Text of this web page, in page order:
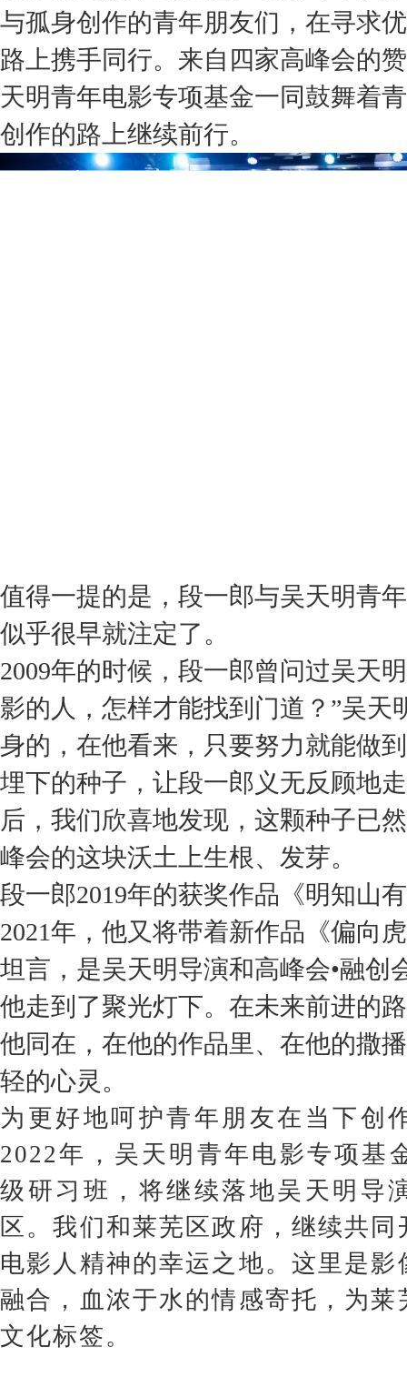
与孤身创作的青年朋友们，在寻求
路上携手同行。来自四家高峰会的
天明青年电影专项基金一同鼓舞着
创作的路上继续前行。
值得一提的是，段一郎与吴天明青
似乎很早就注定了。
2009年的时候，段一郎曾问过吴天
影的人，怎样才能找到门道？”吴天
身的，在他看来，只要努力就能做
埋下的种子，让段一郎义无反顾地
后，我们欣喜地发现，这颗种子已
峰会的这块沃土上生根、发芽。
段一郎2019年的获奖作品《明知山
2021年，他又将带着新作品《偏向
坦言，是吴天明导演和高峰会•融创
他走到了聚光灯下。在未来前进的
他同在，在他的作品里、在他的撒
轻的心灵。
为更好地呵护青年朋友在当下创
2022年，吴天明青年电影专项基
级研习班，将继续落地吴天明导
区。我们和莱芜区政府，继续共
电影人精神的幸运之地。这里是
融合，血浓于水的情感寄托，为
文化标签。